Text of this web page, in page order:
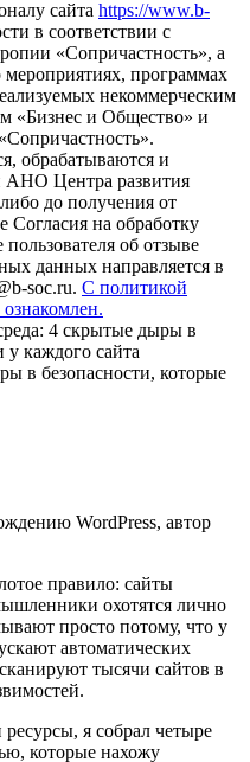
сайта https://www.b-
в соответствии с
«Сопричастность», а
программах
некоммерческим
«Бизнес и Общество» и
обрабатываются и
АНО Центра развития
до получения от
Согласия на обработку
об отзыве
данных направляется в
soc.ru. С политикой
4 скрытые дыры в
у каждого сайта
в безопасности, которые
WordPress, автор
правило: сайты
охотятся лично
просто потому, что у
автоматических
тысячи сайтов в
я собрал четыре
которые нахожу